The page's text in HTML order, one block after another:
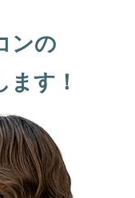
ンの
す！